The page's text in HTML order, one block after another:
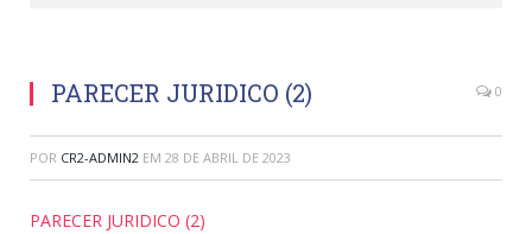
PARECER JURIDICO (2) 0
POR CR2-ADMIN2 EM 28 DE ABRIL DE 2023
PARECER JURIDICO (2)